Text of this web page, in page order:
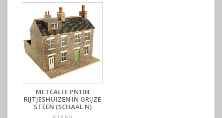
METCALFE PN104
RIJTJESHUIZEN IN GRIJZE
STEEN (SCHAAL N)